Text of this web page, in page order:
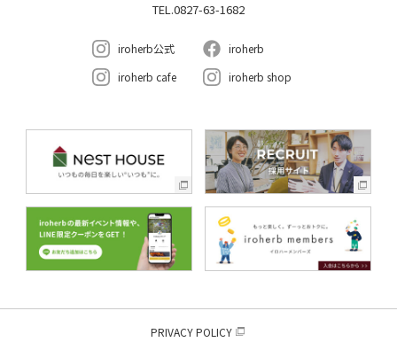
TEL.0827-63-1682
iroherb公式
iroherb
iroherb cafe
iroherb shop
PRIVACY POLICY